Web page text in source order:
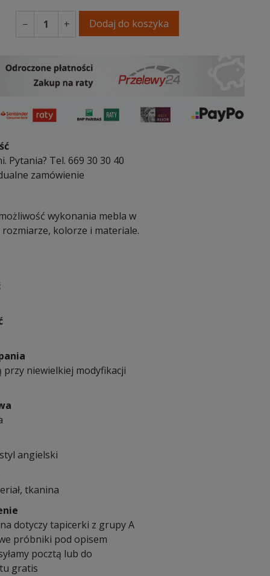
− + Dodaj do koszyka
Pytania? Tel. 669 30 30 40
zamówienie
wykonania mebla w
kolorze i materiale.
przy niewielkiej modyfikacji
angielski
tkanina
dotyczy tapicerki z grupy A
próbniki pod opisem
pocztą lub do
gratis